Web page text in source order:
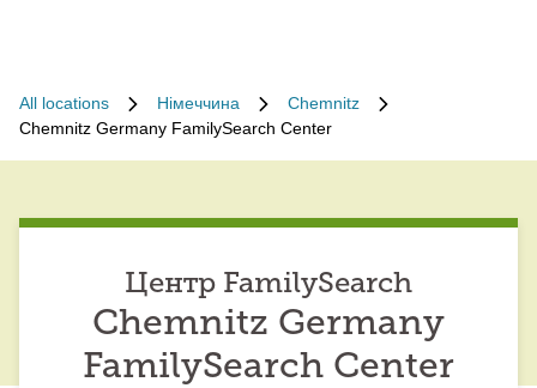
All locations Німеччина
Chemnitz
Chemnitz Germany FamilySearch Center
Центр FamilySearch
Chemnitz Germany
FamilySearch Center